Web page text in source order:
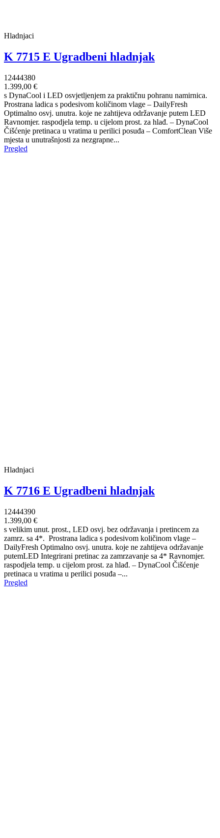
Hladnjaci
K 7715 E Ugradbeni hladnjak
12444380
1.399,00 €
s DynaCool i LED osvjetljenjem za praktičnu pohranu namirnica.
Prostrana ladica s podesivom količinom vlage – DailyFresh
Optimalno osvj. unutra. koje ne zahtijeva održavanje putem LED
Ravnomjer. raspodjela temp. u cijelom prost. za hlađ. – DynaCool
Čišćenje pretinaca u vratima u perilici posuđa – ComfortClean Više
mjesta u unutrašnjosti za nezgrapne...
Pregled
Hladnjaci
K 7716 E Ugradbeni hladnjak
12444390
1.399,00 €
s velikim unut. prost., LED osvj. bez održavanja i pretincem za
zamrz. sa 4*. Prostrana ladica s podesivom količinom vlage –
DailyFresh Optimalno osvj. unutra. koje ne zahtijeva održavanje
putemLED Integrirani pretinac za zamrzavanje sa 4* Ravnomjer.
raspodjela temp. u cijelom prost. za hlađ. – DynaCool Čišćenje
pretinaca u vratima u perilici posuđa –...
Pregled